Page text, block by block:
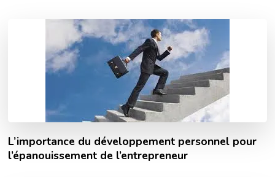
L’importance du développement personnel pour
l’épanouissement de l’entrepreneur